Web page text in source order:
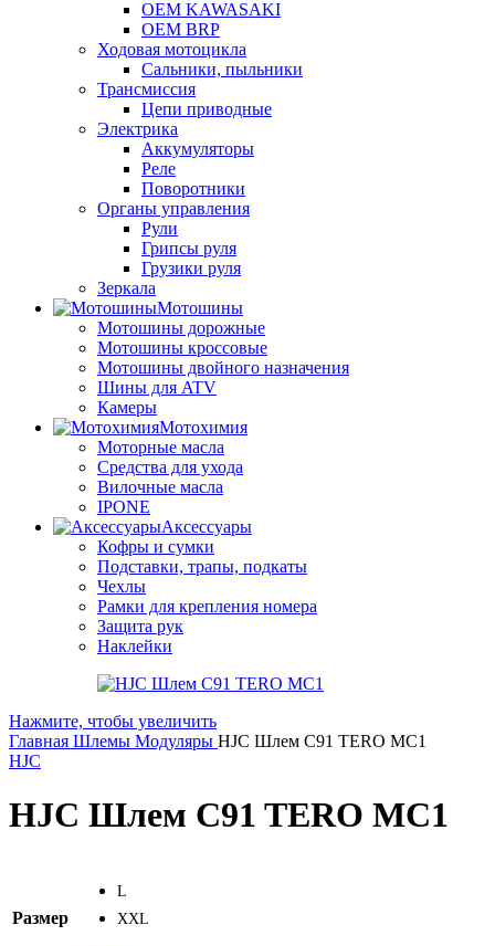
OEM KAWASAKI
OEM BRP
Ходовая мотоцикла
Сальники, пыльники
Трансмиссия
Цепи приводные
Электрика
Аккумуляторы
Реле
Поворотники
Органы управления
Рули
Грипсы руля
Грузики руля
Зеркала
Мотошины
Мотошины дорожные
Мотошины кроссовые
Мотошины двойного назначения
Шины для ATV
Камеры
Мотохимия
Моторные масла
Средства для ухода
Вилочные масла
IPONE
Аксессуары
Кофры и сумки
Подставки, трапы, подкаты
Чехлы
Рамки для крепления номера
Защита рук
Наклейки
Нажмите, чтобы увеличить
Главная Шлемы Модуляры HJC Шлем C91 TERO MC1
HJC
HJC Шлем C91 TERO MC1
Размер
L
XXL